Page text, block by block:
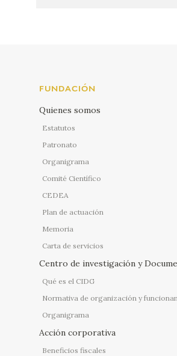
FUNDACIÓN
Quienes somos
Estatutos
Patronato
Organigrama
Comité Científico
CEDEA
Plan de actuación
Memoria
Carta de servicios
Centro de investigación y
Qué es el CIDG
Normativa de organización y
Organigrama
Acción corporativa
Beneficios fiscales